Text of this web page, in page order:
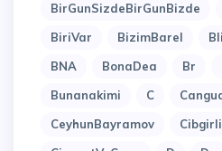
BirGunSizdeBirGunBizde
BiriVar
BizimBarel
BNA
BonaDea Br
Bunanakimi
C
CeyhunBayramov